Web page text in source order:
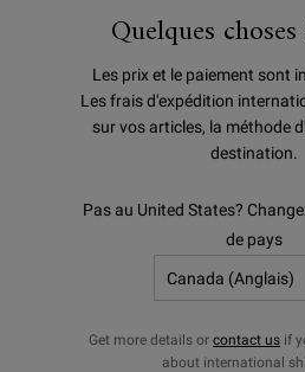
PROTECTION SOLAIRE
Quelques
Les prix et le paiement sont
Les frais d'expédition
sur vos articles, la méthode
destination.
Pas au United States?
de pays
Get more details or contact us if
about international